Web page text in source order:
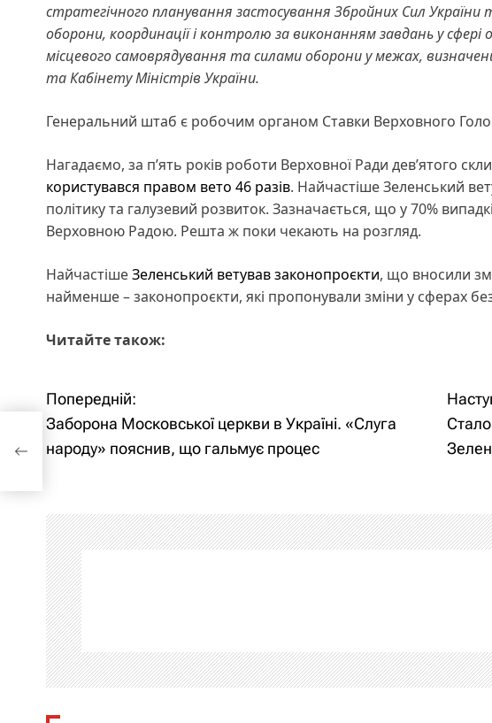
стратегічного планування застосування Збройних Сил України
оборони, координації і контролю за виконанням завдань у
місцевого самоврядування та силами оборони у межах,
та Кабінету Міністрів України.
Генеральний штаб є робочим органом Ставки Верховного
Нагадаємо, за п’ять років роботи Верховної Ради дев’ятого
користувався правом вето 46 разів. Найчастіше Зеленський
політику та галузевий розвиток. Зазначається, що у 70%
Верховною Радою. Решта ж поки чекають на розгляд.
НайчастішеЗеленський ветував законопроєкти, що вносили
найменше – законопроєкти, які пропонували зміни у сферах
Читайте також:
Н
а
і
г
а
ц
і
я
Попередній:
Заборона Московської церкви в Україні. «Слуга
народу» пояснив, що гальмує процес